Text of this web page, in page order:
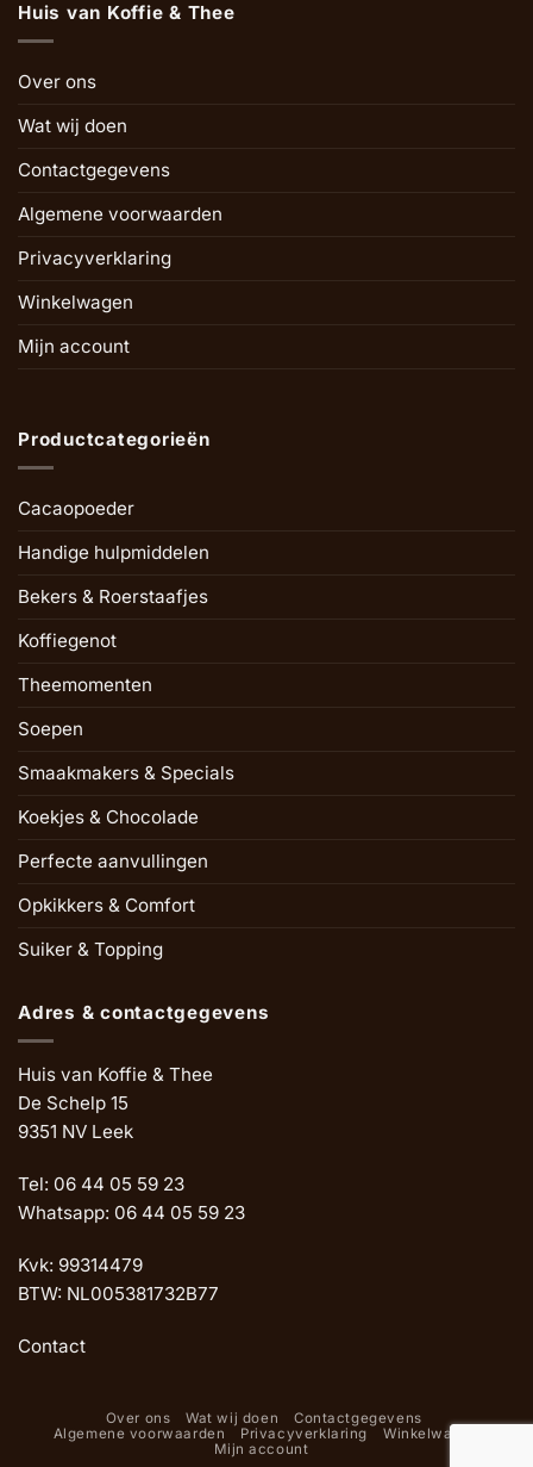
Huis van Koffie & Thee
Over ons
Wat wij doen
Contactgegevens
Algemene voorwaarden
Privacyverklaring
Winkelwagen
Mijn account
Productcategorieën
Cacaopoeder
Handige hulpmiddelen
Bekers & Roerstaafjes
Koffiegenot
Theemomenten
Soepen
Smaakmakers & Specials
Koekjes & Chocolade
Perfecte aanvullingen
Opkikkers & Comfort
Suiker & Topping
Adres & contactgegevens
Huis van Koffie & Thee
De Schelp 15
9351 NV Leek
Tel: 06 44 05 59 23
Whatsapp: 06 44 05 59 23
Kvk: 99314479
BTW: NL005381732B77
Contact
Over ons Wat wij doen
Contactgegevens
Algemene voorwaarden
Privacyverklaring
Winkelwagen
Mijn account